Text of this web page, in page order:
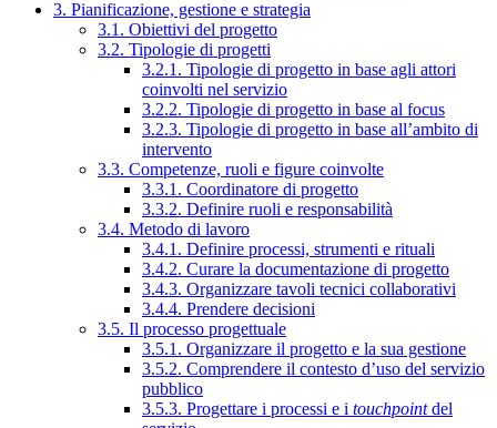
3. Pianificazione, gestione e strategia
3.1. Obiettivi del progetto
3.2. Tipologie di progetti
3.2.1. Tipologie di progetto in base agli attori
coinvolti nel servizio
3.2.2. Tipologie di progetto in base al focus
3.2.3. Tipologie di progetto in base all’ambito di
intervento
3.3. Competenze, ruoli e figure coinvolte
3.3.1. Coordinatore di progetto
3.3.2. Definire ruoli e responsabilità
3.4. Metodo di lavoro
3.4.1. Definire processi, strumenti e rituali
3.4.2. Curare la documentazione di progetto
3.4.3. Organizzare tavoli tecnici collaborativi
3.4.4. Prendere decisioni
3.5. Il processo progettuale
3.5.1. Organizzare il progetto e la sua gestione
3.5.2. Comprendere il contesto d’uso del servizio
pubblico
3.5.3. Progettare i processi e i touchpointdel